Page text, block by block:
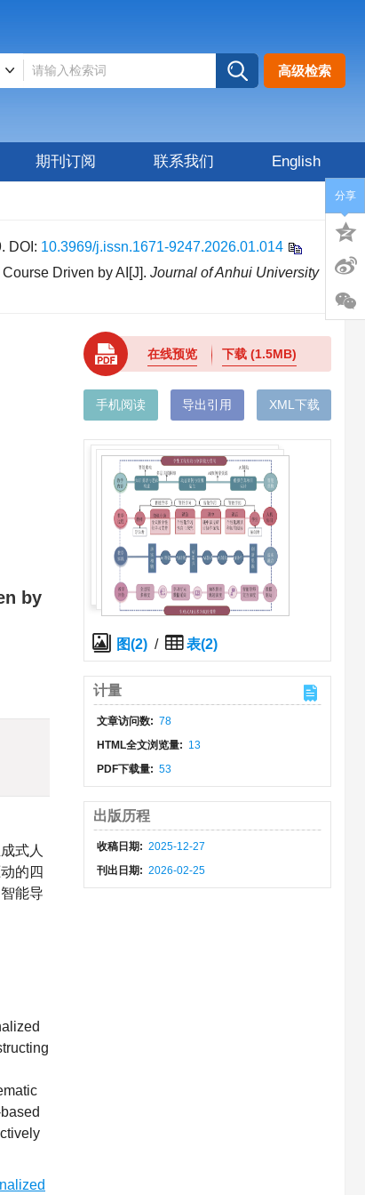
高级检索
期刊订阅 联系我们 English
DOI: 10.3969/j.issn.1671-9247.2026.01.014
Driven by AI[J]. Journal of Anhui University
by
式人
的四
能导
在线预览 下载(1.5MB)
手机阅读 导出引用 XML下载
图(2) / 表(2)
计量
文章访问数: 78
HTML全文浏览量: 13
PDF下载量: 53
出版历程
收稿日期: 2025-12-27
刊出日期: 2026-02-25
分享